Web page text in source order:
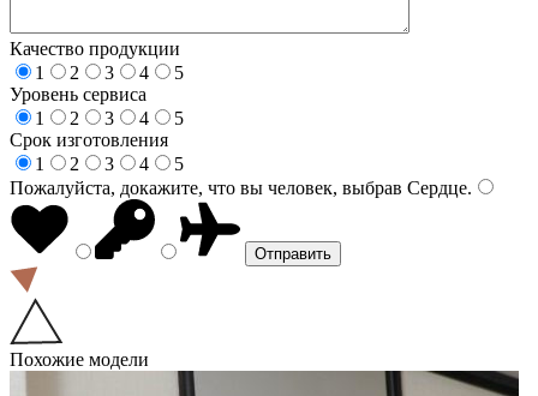
Качество продукции
1
2 3 4
5
Уровень сервиса
1
2 3 4
5
Срок изготовления
1
2 3 4
5
Пожалуйста, докажите, что вы человек, выбрав Сердце.
Похожие модели